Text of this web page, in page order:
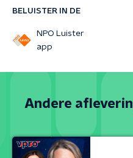
BELUISTER IN DE
NPO Luister
app
Andere